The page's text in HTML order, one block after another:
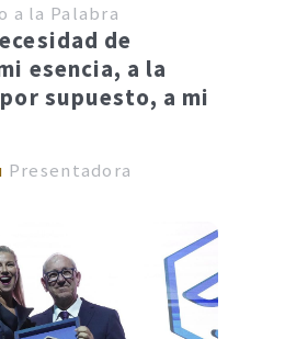
a la Palabra
de
esencia, a la
supuesto, a mi
Presentadora